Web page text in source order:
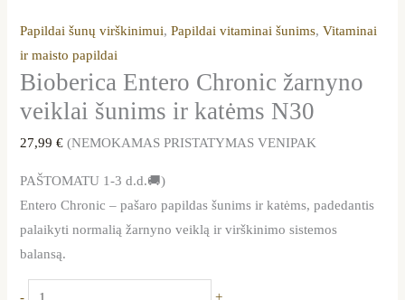
Papildai šunų virškinimui,Papildai vitaminai šunims,Vitaminai
ir maisto papildai
Bioberica Entero Chronic žarnyno
veiklai šunims ir katėms N30
27,99€ (NEMOKAMAS PRISTATYMAS VENIPAK
PAŠTOMATU 1-3 d.d.🚚)
Entero Chronic – pašaro papildas šunims ir katėms, padedantis
palaikyti normalią žarnyno veiklą ir virškinimo sistemos
balansą.